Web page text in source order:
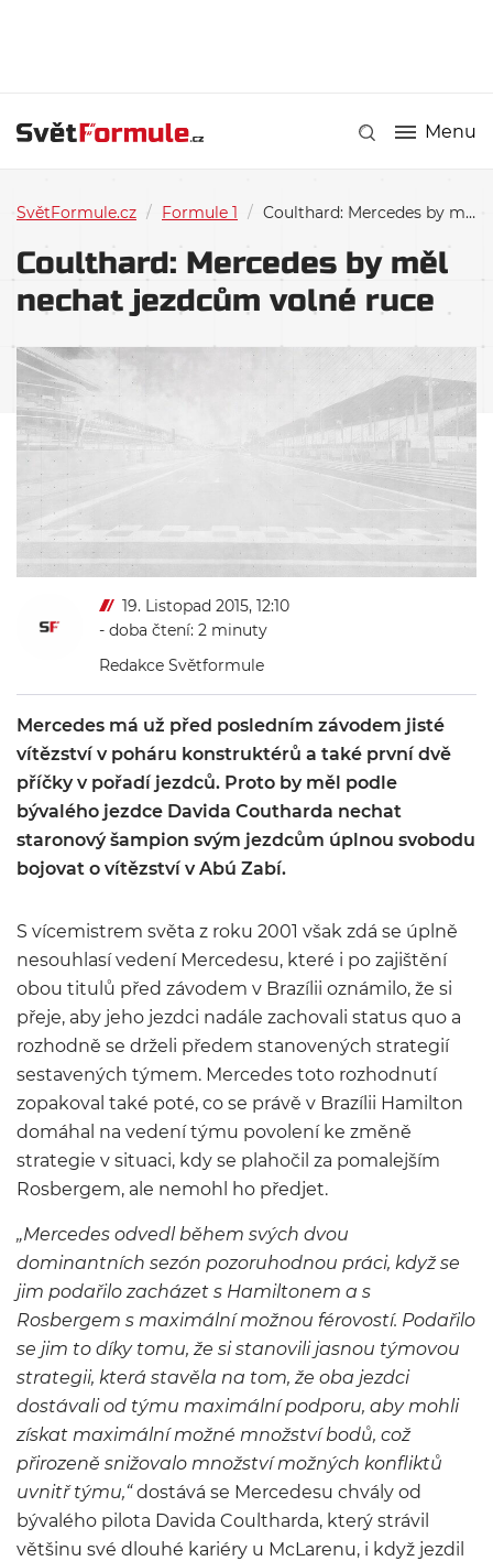
Menu
SvětFormule.cz / Formule 1 / Coulthard: Mercedes by měl nechat jezdcům volné ruce
Coulthard: Mercedes by měl
nechat jezdcům volné ruce
19. Listopad 2015, 12:10
- doba čtení: 2 minuty
Redakce Světformule
Mercedes má už před posledním závodem jisté
vítězství v poháru konstruktérů a také první dvě
příčky v pořadí jezdců. Proto by měl podle
bývalého jezdce Davida Coutharda nechat
staronový šampion svým jezdcům úplnou svobodu
bojovat o vítězství v Abú Zabí.
S vícemistrem světa z roku 2001 však zdá se úplně
nesouhlasí vedení Mercedesu, které i po zajištění
obou titulů před závodem v Brazílii oznámilo, že si
přeje, aby jeho jezdci nadále zachovali status quo a
rozhodně se drželi předem stanovených strategií
sestavených týmem. Mercedes toto rozhodnutí
zopakoval také poté, co se právě v Brazílii Hamilton
domáhal na vedení týmu povolení ke změně
strategie v situaci, kdy se plahočil za pomalejším
Rosbergem, ale nemohl ho předjet.
„Mercedes odvedl během svých dvou
dominantních sezón pozoruhodnou práci, když se
jim podařilo zacházet s Hamiltonem a s
Rosbergem s maximální možnou férovostí. Podařilo
se jim to díky tomu, že si stanovili jasnou týmovou
strategii, která stavěla na tom, že oba jezdci
dostávali od týmu maximální podporu, aby mohli
získat maximální možné množství bodů, což
přirozeně snižovalo množství možných konfliktů
uvnitř týmu,“dostává se Mercedesu chvály od
bývalého pilota Davida Coultharda, který strávil
většinu své dlouhé kariéry u McLarenu, i když jezdil